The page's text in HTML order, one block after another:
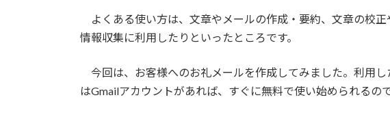
よくある使い方は、文章やメールの作成・要約、文章の校正
情報収集に利用したりといったところです。
今回は、お客様へのお礼メールを作成してみました。利用
はGmailアカウントがあれば、すぐに無料で使い始められるので